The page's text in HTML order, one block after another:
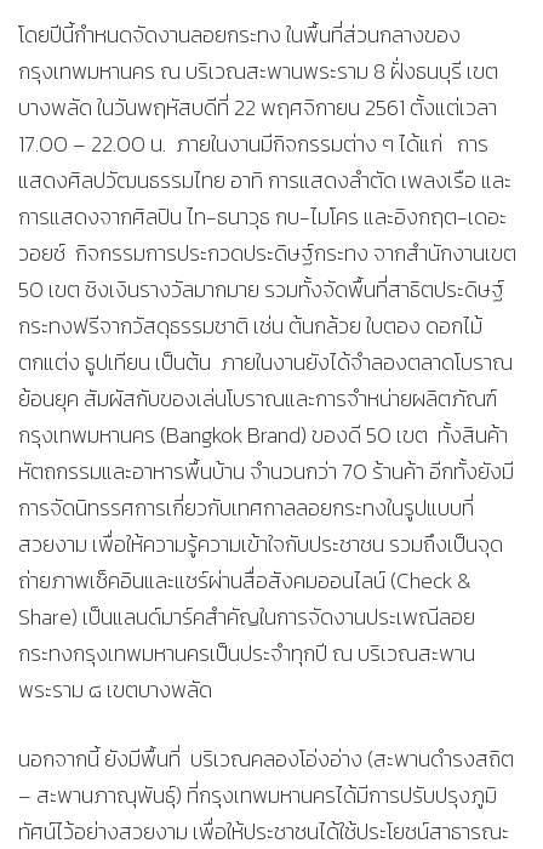
โดยปีนี้กำหนดจัดงานลอยกระทง ในพื้นที่ส่วนกลางของ
กรุงเทพมหานคร ณ บริเวณสะพานพระราม 8 ฝั่งธนบุรี เขต
บางพลัด ในวันพฤหัสบดีที่ 22 พฤศจิกายน 2561 ตั้งแต่เวลา
17.00 – 22.00 น. ภายในงานมีกิจกรรมต่าง ๆ ได้แก่ การ
แสดงศิลปวัฒนธรรมไทย อาทิ การแสดงลำตัด เพลงเรือ และ
การแสดงจากศิลปิน ไท-ธนาวุธ กบ-ไมโคร และอิงกฤต-เดอะ
วอยช์ กิจกรรมการประกวดประดิษฐ์กระทง จากสำนักงานเขต
50 เขต ชิงเงินรางวัลมากมาย รวมทั้งจัดพื้นที่สาธิตประดิษฐ์
กระทงฟรีจากวัสดุธรรมชาติ เช่น ต้นกล้วย ใบตอง ดอกไม้
ตกแต่ง ธูปเทียน เป็นต้น ภายในงานยังได้จำลองตลาดโบราณ
ย้อนยุค สัมผัสกับของเล่นโบราณและการจำหน่ายผลิตภัณฑ์
กรุงเทพมหานคร (Bangkok Brand) ของดี 50 เขต ทั้งสินค้า
หัตถกรรมและอาหารพื้นบ้าน จำนวนกว่า 70 ร้านค้า อีกทั้งยังมี
การจัดนิทรรศการเกี่ยวกับเทศกาลลอยกระทงในรูปแบบที่
สวยงาม เพื่อให้ความรู้ความเข้าใจกับประชาชน รวมถึงเป็นจุด
ถ่ายภาพเช็คอินและแชร์ผ่านสื่อสังคมออนไลน์ (Check &
Share) เป็นแลนด์มาร์คสำคัญในการจัดงานประเพณีลอย
กระทงกรุงเทพมหานครเป็นประจำทุกปี ณ บริเวณสะพาน
พระราม ๘ เขตบางพลัด
นอกจากนี้ ยังมีพื้นที่ บริเวณคลองโอ่งอ่าง (สะพานดำรงสถิต
– สะพานภาณุพันธุ์) ที่กรุงเทพมหานครได้มีการปรับปรุงภูมิ
ทัศน์ไว้อย่างสวยงาม เพื่อให้ประชาชนได้ใช้ประโยชน์สาธารณะ